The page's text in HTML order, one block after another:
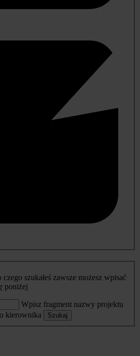
czego szukałeś zawsze możesz wpisać
poniżej
Wpisz fragment nazwy projektu
kierownika
Szukaj